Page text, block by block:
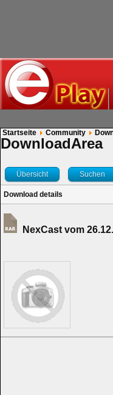
Startseite Community
DownloadArea
Übersicht Suchen
Download details
NexCast vom